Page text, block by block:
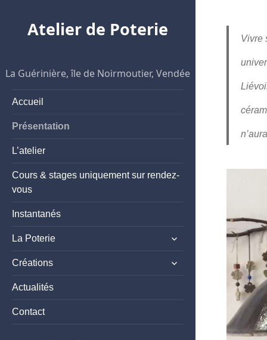
Atelier de Poterie
La Guérinière, île de Noirmoutier, Vendée
Accueil
Présentation
L’atelier
Cours & stages uniquement sur rendez-
vous
Instantanés
La Poterie
expand
menu
Créations
expand
Actualités
Contact
Vivre